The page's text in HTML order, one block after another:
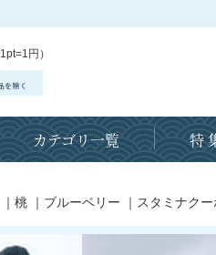
1pt=1円）
カテゴリ一覧 特
｜ 桃 ｜ ブルーベリー ｜ スタミナクー